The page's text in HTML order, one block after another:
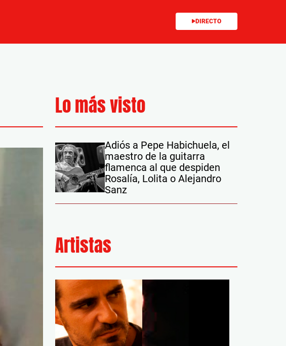
DIRECTO
Lo más visto
Adiós a Pepe Habichuela, el
maestro de la guitarra
flamenca al que despiden
Rosalía, Lolita o Alejandro
Sanz
Artistas